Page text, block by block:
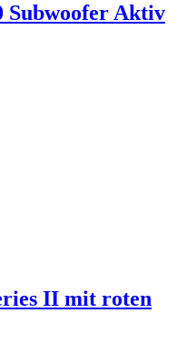
Subwoofer Aktiv
II mit roten